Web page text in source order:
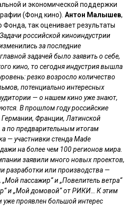
и экономической поддержки
(Фонд кино). Антон Малышев,
Фонда, так оценивает результаты
российской киноиндустрии
за последние
задачей было заявить о себе,
кино, то сегодня индустрия вышла
резко возросло количество
потенциально интересных
— о нашем кино уже знают,
В прошлом году российские
Франции, Латинской
по предварительным итогам
— участнивки стенда Made
на более чем 100 регионов мира.
заявили много новых проектов,
разработки или производства —
пассажир“ и „Повелитель ветра“
и „Мой домовой“ от РИКИ… К этим
уже проявлен большой интерес